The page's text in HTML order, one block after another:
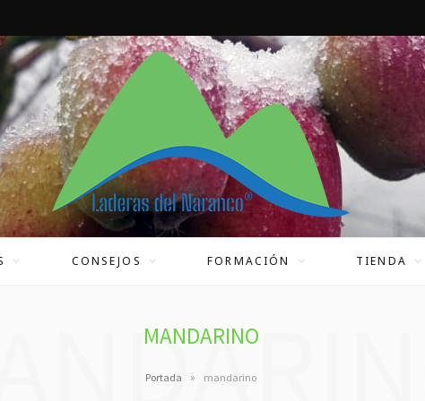
CONSEJOS FORMACIÓN TIENDA
MANDARINO
Portada » mandarino